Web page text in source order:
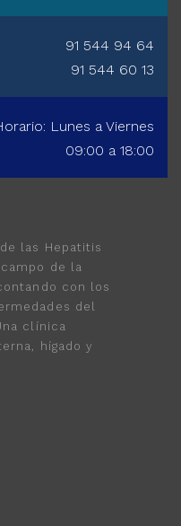
91 544 94 64
91 544 60 13
Lunes a Viernes
09:00 a 18:00
las Hepatitis
de la
con los
del
clínica
hígado y